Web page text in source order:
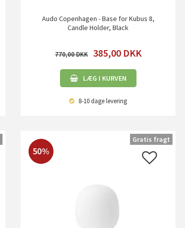
Audo Copenhagen - Base for Kubus 8,
Candle Holder, Black
770,00 385,00 DKK
LÆG I KURVEN
8-10 dagelevering
50%
Gratis fragt